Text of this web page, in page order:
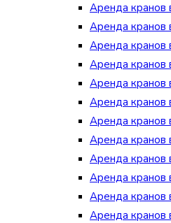
Аренда кранов
Аренда кранов
Аренда кранов
Аренда кранов
Аренда кранов
Аренда кранов
Аренда кранов
Аренда кранов
Аренда кранов
Аренда
Аренда кранов
Аренда кранов